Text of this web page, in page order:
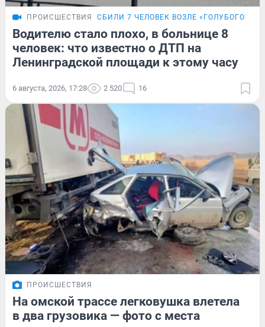
ПРОИСШЕСТВИЯ СБИЛИ 7 ЧЕЛОВЕК ВОЗЛЕ «ГОЛУБОГО
Водителю стало плохо, в больнице 8
человек: что известно о ДТП на
Ленинградской площади к этому часу
6 августа, 2026, 17:28 2 520 16
ПРОИСШЕСТВИЯ
На омской трассе легковушка влетела
в два грузовика — фото с места